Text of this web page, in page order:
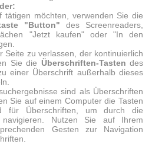
tätigen möchten, verwenden Sie die
"Button" des Screenreaders,
"Jetzt kaufen" oder "In den
Seite zu verlassen, der kontinuierlich
Sie die Überschriften-Tasten des
einer Überschrift außerhalb dieses
sind als Überschriften
Sie auf einem Computer die Tasten
für Überschriften, um durch die
navigieren. Nutzen Sie auf Ihrem
Gesten zur Navigation